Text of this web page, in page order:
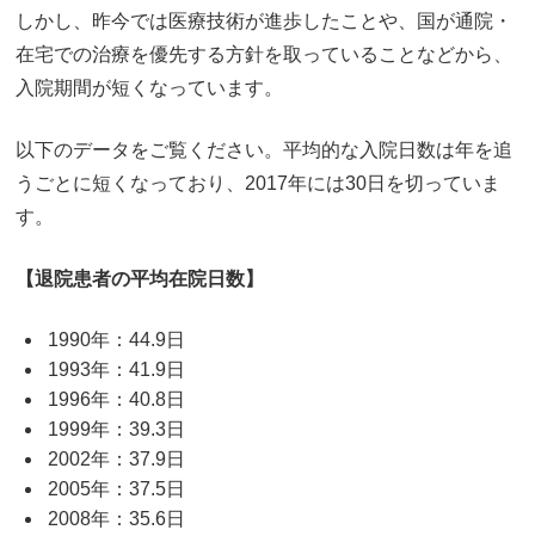
しかし、昨今では医療技術が進歩したことや、国が通院・
在宅での治療を優先する方針を取っていることなどから、
入院期間が短くなっています。
以下のデータをご覧ください。平均的な入院日数は年を追
うごとに短くなっており、2017年には30日を切っていま
す。
【退院患者の平均在院日数】
1990年：44.9日
1993年：41.9日
1996年：40.8日
1999年：39.3日
2002年：37.9日
2005年：37.5日
2008年：35.6日